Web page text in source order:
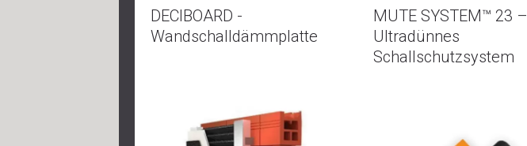
DECIBOARD -
Wandschalldämmplatte
MUTE SYSTEM™ 23 –
Ultradünnes
Schallschutzsystem